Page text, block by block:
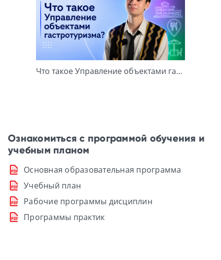
Что такое Управление объектами гастротуризма в "ТИСБИ"?
Ознакомиться с программой обучения и
учебным планом
Основная образовательная программа
Учебный план
Рабочие программы дисциплин
Программы практик